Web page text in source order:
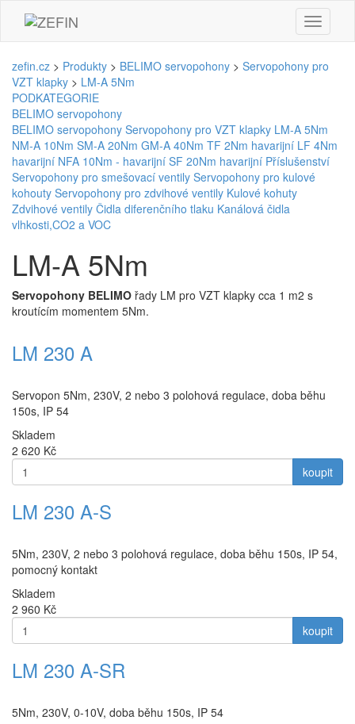
zefin.cz > Produkty > BELIMO servopohony > Servopohony pro
VZT klapky > LM-A 5Nm
PODKATEGORIE
BELIMO servopohony
BELIMO servopohony Servopohony pro VZT klapky LM-A 5Nm
NM-A 10Nm SM-A 20Nm GM-A 40Nm TF 2Nm havarijní LF 4Nm
havarijní NFA 10Nm - havarijní SF 20Nm havarijní Příslušenství
Servopohony pro smešovací ventily Servopohony pro kulové
kohouty Servopohony pro zdvihové ventily Kulové kohuty
Zdvihové ventily Čidla diferenčního tlaku Kanálová čidla
vlhkosti,CO2 a VOC
LM-A 5Nm
Servopohony BELIMO řady LM pro VZT klapky cca 1 m2 s
kroutícím momentem 5Nm.
LM 230 A
Servopon 5Nm, 230V, 2 nebo 3 polohová regulace, doba běhu
150s, IP 54
Skladem
2 620 Kč
koupit
LM 230 A-S
5Nm, 230V, 2 nebo 3 polohová regulace, doba běhu 150s, IP 54,
pomocný kontakt
Skladem
2 960 Kč
koupit
LM 230 A-SR
5Nm, 230V, 0-10V, doba běhu 150s, IP 54